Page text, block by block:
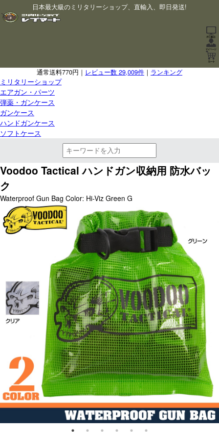
日本最大級のミリタリーショップ、直輸入、即日発送!
通常送料770円｜ レビュー数 29,009件 ｜ ランキング
ミリタリーショップ
エアガン・パーツ
弾薬・ガンケース
ガンケース
ハンドガンケース
ソフトケース
Voodoo Tactical ハンドガン収納用 防水バッ
ク
Waterproof Gun Bag Color: Hi-Viz Green G